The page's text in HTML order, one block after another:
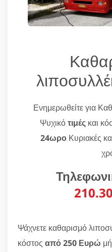
Ενημερωθείτε για
Ψυχικότιμές και
24ωροΚυριακές
Ψάχνετε καθαρισμό
κόστος από 250 Ευρώ